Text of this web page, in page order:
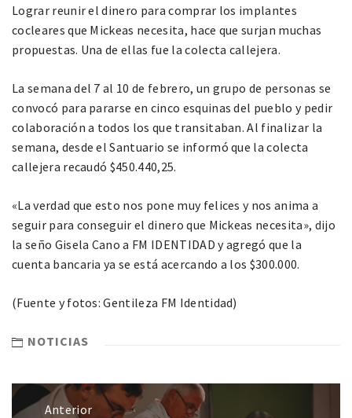
Lograr reunir el dinero para comprar los implantes
cocleares que Mickeas necesita, hace que surjan muchas
propuestas. Una de ellas fue la colecta callejera.
La semana del 7 al 10 de febrero, un grupo de personas se
convocó para pararse en cinco esquinas del pueblo y pedir
colaboración a todos los que transitaban. Al finalizar la
semana, desde el Santuario se informó que la colecta
callejera recaudó $450.440,25.
«La verdad que esto nos pone muy felices y nos anima a
seguir para conseguir el dinero que Mickeas necesita», dijo
la seño Gisela Cano a FM IDENTIDAD y agregó que la
cuenta bancaria ya se está acercando a los $300.000.
(Fuente y fotos: Gentileza FM Identidad)
NOTICIAS
Anterior